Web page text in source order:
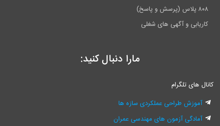
۸۰۸ پلاس (پرسش و پاسخ)
کاریابی و آگهی های شغلی
مارا دنبال کنید:
کانال های تلگرام
آموزش طراحی عملکردی سازه ها
آمادگی آزمون های مهندسی عمران